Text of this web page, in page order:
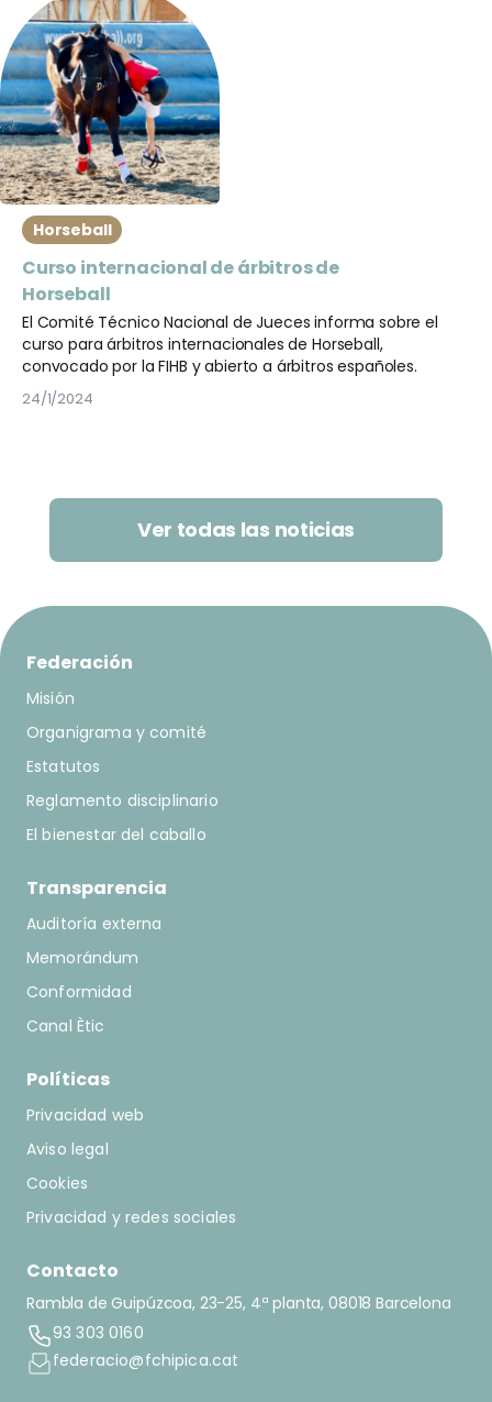
Horseball
Curso internacional de árbitros de
Horseball
El Comité Técnico Nacional de Jueces informa sobre el
curso para árbitros internacionales de Horseball,
convocado por la FIHB y abierto a árbitros españoles.
24/1/2024
Ver todas las noticias
Federación
Misión
Organigrama y comité
Estatutos
Reglamento disciplinario
El bienestar del caballo
Transparencia
Auditoría externa
Memorándum
Conformidad
Canal Ètic
Políticas
Privacidad web
Aviso legal
Cookies
Privacidad y redes sociales
Contacto
Rambla de Guipúzcoa, 23-25, 4ª planta, 08018 Barcelona
93 303 0160
federacio@fchipica.cat